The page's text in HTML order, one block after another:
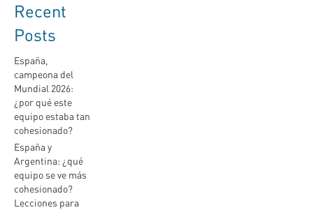
Recent
Posts
España,
campeona del
Mundial 2026:
¿por qué este
equipo estaba tan
cohesionado?
España y
Argentina: ¿qué
equipo se ve más
cohesionado?
Lecciones para